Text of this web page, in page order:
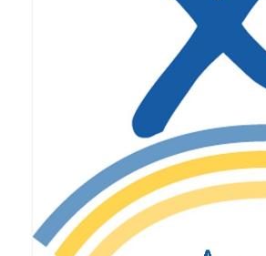
Lui trouver des activités de jour
Lui trouver un hébergement
Espace Entourage
Espace Professionnels
Première ligne
Médecins
Paramédicaux